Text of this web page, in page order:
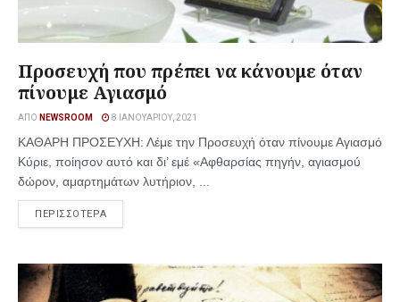
Προσευχή που πρέπει να κάνουμε όταν
πίνουμε Αγιασμό
ΑΠΌ NEWSROOM 8 ΙΑΝΟΥΑΡΊΟΥ, 2021
ΚΑΘΑΡΗ ΠΡΟΣΕΥΧΗ: Λέμε την Προσευχή όταν πίνουμε Αγιασμό
Κύριε, ποίησον αυτό και δι’ εμέ «Αφθαρσίας πηγήν, αγιασμού
δώρον, αμαρτημάτων λυτήριον, ...
ΠΕΡΙΣΣΟΤΕΡΑ